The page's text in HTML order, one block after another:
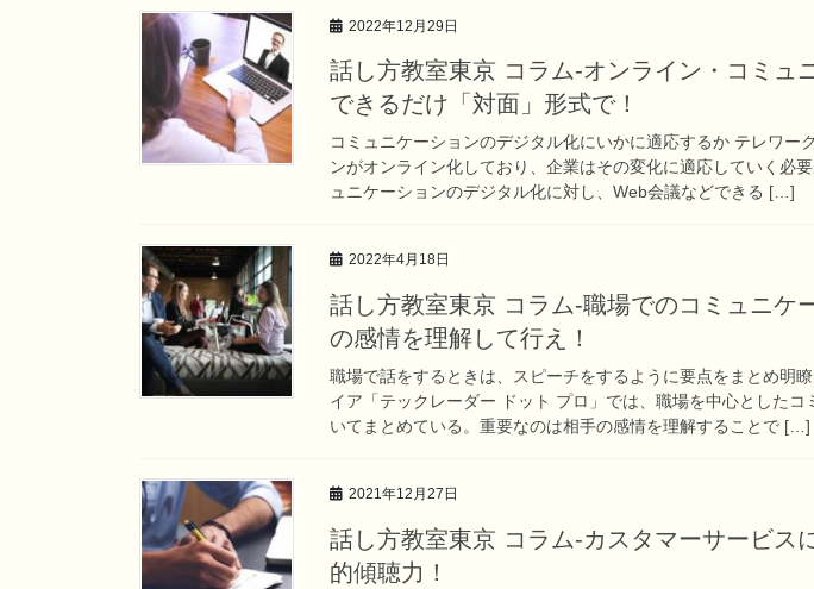
2022年12月29日
話し方教室東京 コラム-オンライン・コミュ
できるだけ「対面」形式で！
コミュニケーションのデジタル化にいかに適応するか テレワー
ンがオンライン化しており、企業はその変化に適応していく必
ュニケーションのデジタル化に対し、Web会議などできる […]
2022年4月18日
話し方教室東京 コラム-職場でのコミュニケ
の感情を理解して行え！
職場で話をするときは、スピーチをするように要点をまとめ明
イア「テックレーダー ドット プロ」では、職場を中心としたコ
いてまとめている。重要なのは相手の感情を理解することで […]
2021年12月27日
話し方教室東京 コラム-カスタマーサービス
的傾聴力！